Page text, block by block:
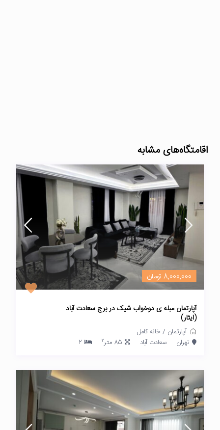
اقامتگاه‌های مشابه
8,000,000 تومان
آپارتمان مبله ی دوخواب شیک در برج سعادت آباد
(ایثار)
آپارتمان /خانه کامل
تهران
سعادت آباد 85 متر 2
2